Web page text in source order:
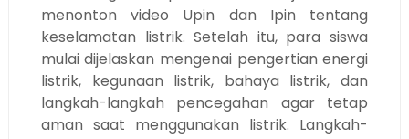
menonton video Upin dan Ipin tentang
keselamatan listrik. Setelah itu, para siswa
mulai dijelaskan mengenai pengertian energi
listrik, kegunaan listrik, bahaya listrik, dan
langkah-langkah pencegahan agar tetap
aman saat menggunakan listrik. Langkah-